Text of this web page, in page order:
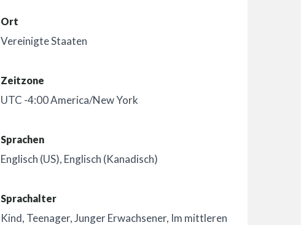
Ort
Vereinigte Staaten
Zeitzone
UTC -4:00 America/New York
Sprachen
Englisch (US), Englisch (Kanadisch)
Sprachalter
Kind, Teenager,Junger Erwachsener, Im mittleren